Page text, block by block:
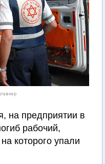
на предприятии в
рабочий,
которого упали